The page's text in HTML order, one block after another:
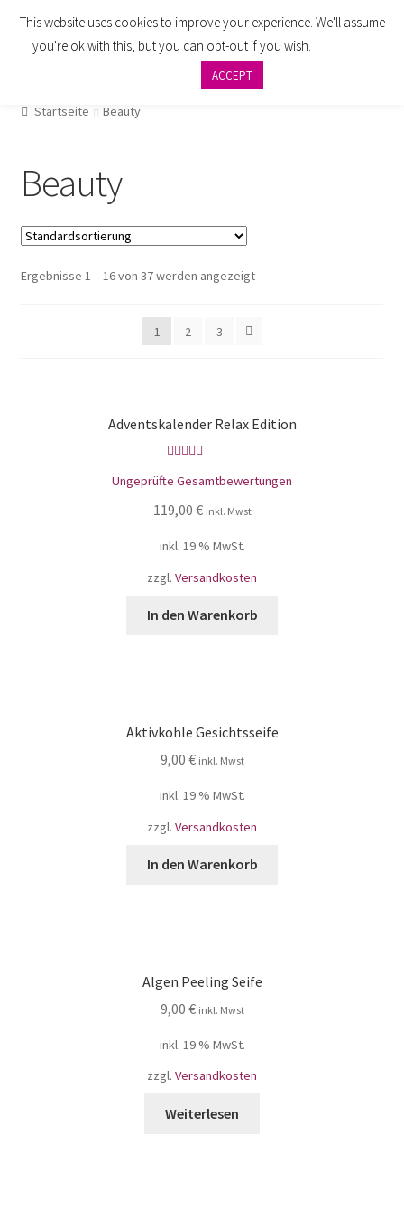
Zur
Navigation
Zum
Inhalt
Widerrufsbelehrung
Versand
Impressum
Datenschutzbelehrung
Startseite Beauty
Beauty
Ergebnisse 1 – 16 von 37 werden angezeigt
1 2 3
Adventskalender Relax Edition
5.00von 5
Ungeprüfte Gesamtbewertungen
119,00 € inkl. Mwst
inkl. 19 % MwSt.
zzgl. Versandkosten
In den Warenkorb
Aktivkohle Gesichtsseife
9,00 € inkl. Mwst
inkl. 19 % MwSt.
zzgl. Versandkosten
In den Warenkorb
Algen Peeling Seife
9,00 € inkl. Mwst
inkl. 19 % MwSt.
zzgl. Versandkosten
Weiterlesen
This website uses cookies to improve your experience. We'll assume
you're ok with this, but you can opt-out if you wish.
ACCEPT